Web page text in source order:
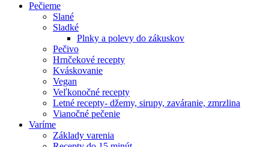
Pečieme
Slané
Sladké
Plnky a polevy do zákuskov
Pečivo
Hrnčekové recepty
Kváskovanie
Vegan
Veľkonočné recepty
Letné recepty- džemy, sirupy, zaváranie, zmrzlina
Vianočné pečenie
Varíme
Základy varenia